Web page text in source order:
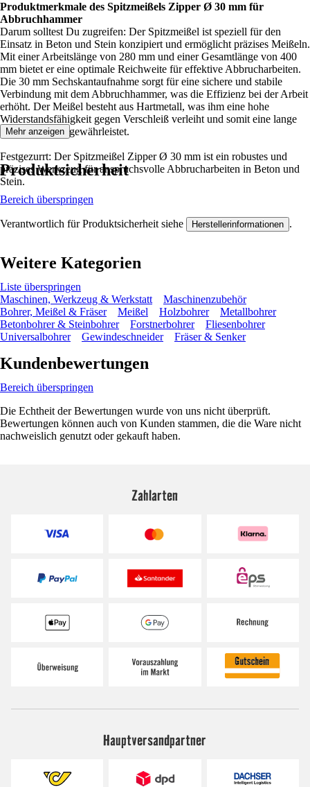
Produktmerkmale des Spitzmeißels Zipper Ø 30 mm für
Abbruchhammer
Darum solltest Du zugreifen: Der Spitzmeißel ist speziell für den
Einsatz in Beton und Stein konzipiert und ermöglicht präzises Meißeln.
Mit einer Arbeitslänge von 280 mm und einer Gesamtlänge von 400
mm bietet er eine optimale Reichweite für effektive Abbrucharbeiten.
Die 30 mm Sechskantaufnahme sorgt für eine sichere und stabile
Verbindung mit dem Abbruchhammer, was die Effizienz bei der Arbeit
erhöht. Der Meißel besteht aus Hartmetall, was ihm eine hohe
Widerstandsfähigkeit gegen Verschleiß verleiht und somit eine lange
Nutzungsdauer gewährleistet.
Festgezurrt: Der Spitzmeißel Zipper Ø 30 mm ist ein robustes und
präzises Werkzeug für anspruchsvolle Abbrucharbeiten in Beton und
Stein.
Mehr anzeigen
Produktsicherheit
Bereich überspringen
Verantwortlich für Produktsicherheit siehe Herstellerinformationen .
Weitere Kategorien
Liste überspringen
Maschinen, Werkzeug & Werkstatt
Maschinenzubehör
Bohrer, Meißel & Fräser
Meißel Holzbohrer
Metallbohrer
Betonbohrer & Steinbohrer
Forstnerbohrer
Fliesenbohrer
Universalbohrer
Gewindeschneider Fräser & Senker
Kundenbewertungen
Bereich überspringen
Die Echtheit der Bewertungen wurde von uns nicht überprüft.
Bewertungen können auch von Kunden stammen, die die Ware nicht
nachweislich genutzt oder gekauft haben.
Zahlarten
Hauptversandpartner